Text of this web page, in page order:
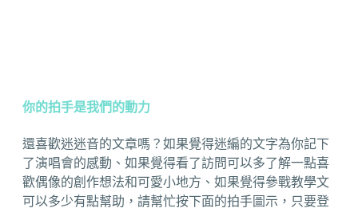
你的拍手是我們的動力
還喜歡迷迷音的文章嗎？如果覺得迷編的文字為你記下
了演唱會的感動、如果覺得看了訪問可以多了解一點喜
歡偶像的創作想法和可愛小地方、如果覺得參戰教學文
可以多少有點幫助，請幫忙按下面的拍手圖示，只要登